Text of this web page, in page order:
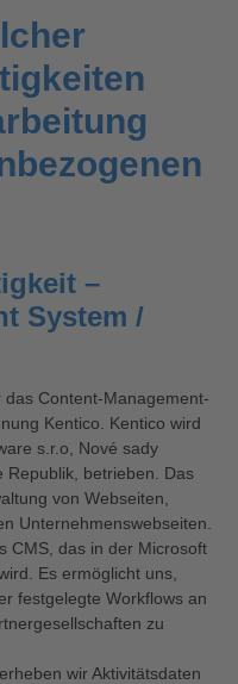
–
System /
Content-Management-
Kentico. Kentico wird
s.r.o, Nové sady
Republik, betrieben. Das
von Webseiten,
Unternehmenswebseiten.
CMS, das in der Microsoft
Es ermöglicht uns,
festgelegte Workflows an
zu
wir Aktivitätsdaten